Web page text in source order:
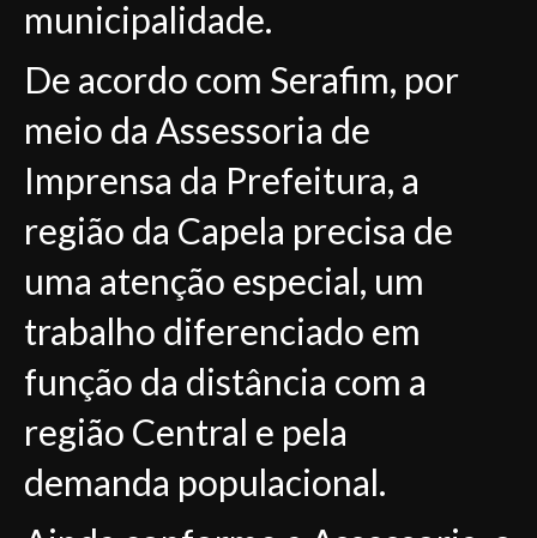
municipalidade.
De acordo com Serafim, por
meio da Assessoria de
Imprensa da Prefeitura, a
região da Capela precisa de
uma atenção especial, um
trabalho diferenciado em
função da distância com a
região Central e pela
demanda populacional.